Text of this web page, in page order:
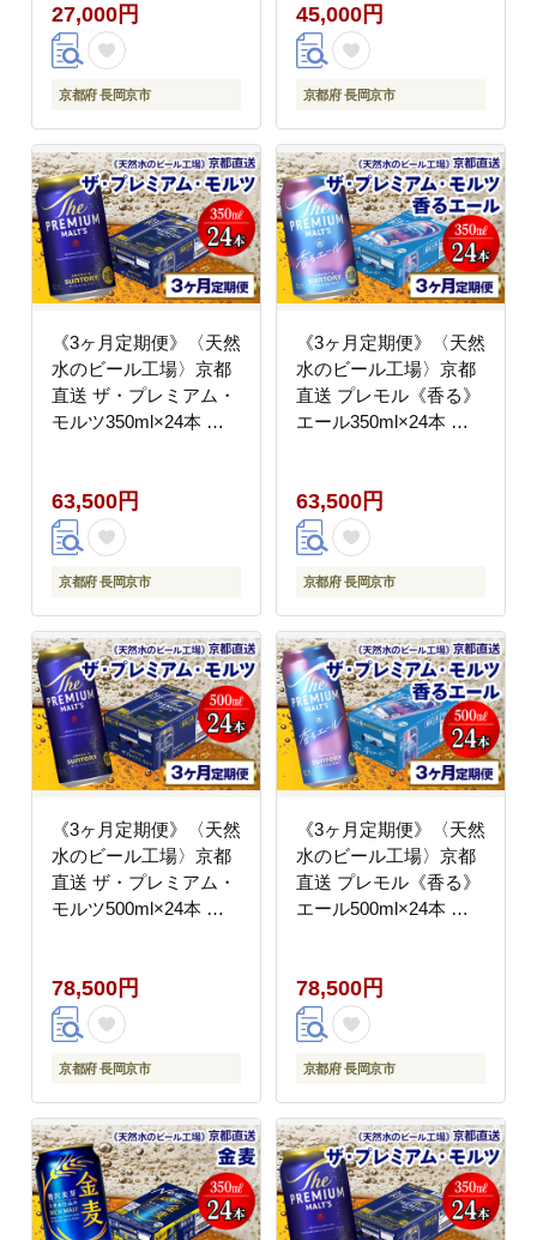
27,000円
京都府 長岡京市
45,000円
京都府 長岡京市
《3ヶ月定期便》〈天然
水のビール工場〉京都
直送 ザ・プレミアム・
モルツ350ml×24本 全3
63,500円
京都府 長岡京市
《3ヶ月定期便》〈天然
水のビール工場〉京都
直送 プレモル《香る》
エール350ml×24本 全3
63,500円
京都府 長岡京市
《3ヶ月定期便》〈天然
水のビール工場〉京都
直送 ザ・プレミアム・
モルツ500ml×24本 全3
78,500円
京都府 長岡京市
《3ヶ月定期便》〈天然
水のビール工場〉京都
直送 プレモル《香る》
エール500ml×24本 全3
78,500円
京都府 長岡京市